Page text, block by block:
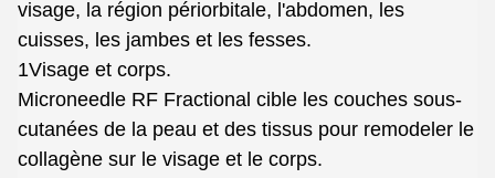
visage, la région périorbitale, l'abdomen, les
cuisses, les jambes et les fesses.
1Visage et corps.
Microneedle RF Fractional cible les couches sous-
cutanées de la peau et des tissus pour remodeler le
collagène sur le visage et le corps.